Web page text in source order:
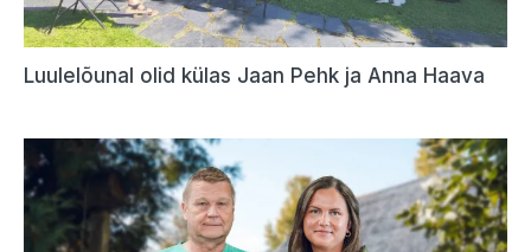
Luulelõunal olid külas Jaan Pehk ja Anna Haava